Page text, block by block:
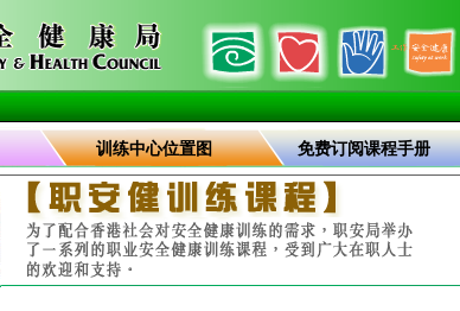
训练中心位置图 免费订阅课程手册